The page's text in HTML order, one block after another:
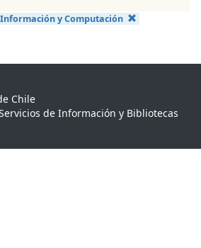
y Computación
Chile
de Información y Bibliotecas